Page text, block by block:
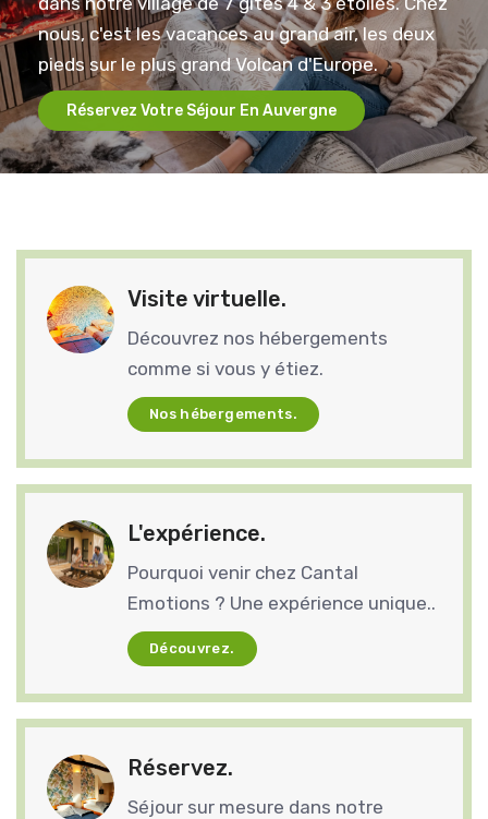
nous, c'est les vacances au grand air, les deux
pieds sur le plus grand Volcan d'Europe.
Réservez Votre Séjour En Auvergne
Visite virtuelle.
Découvrez nos hébergements
comme si vous y étiez.
Nos hébergements.
L'expérience.
Pourquoi venir chez Cantal
Emotions ? Une expérience unique..
Découvrez.
Réservez.
Séjour sur mesure dans notre